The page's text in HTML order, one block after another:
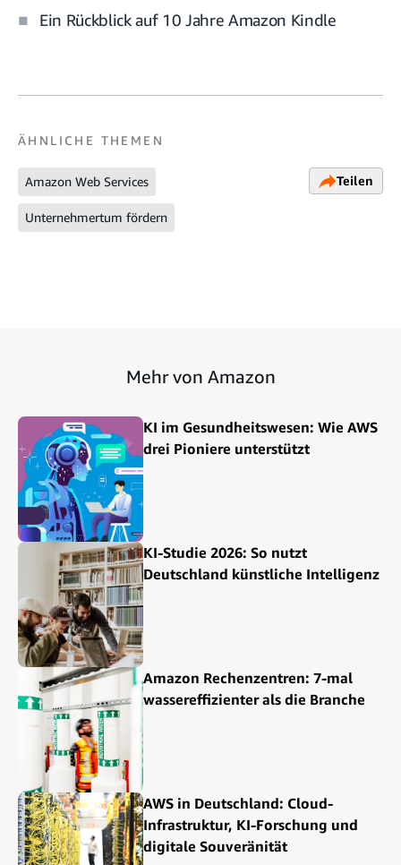
Ein Rückblick auf 10 Jahre Amazon Kindle
ÄHNLICHE THEMEN
Amazon Web Services
Unternehmertum fördern
Teilen
Mehr von Amazon
KI im Gesundheitswesen: Wie AWS
drei Pioniere unterstützt
KI-Studie 2026: So nutzt
Deutschland künstliche Intelligenz
Amazon Rechenzentren: 7-mal
wassereffizienter als die Branche
AWS in Deutschland: Cloud-
Infrastruktur, KI-Forschung und
digitale Souveränität